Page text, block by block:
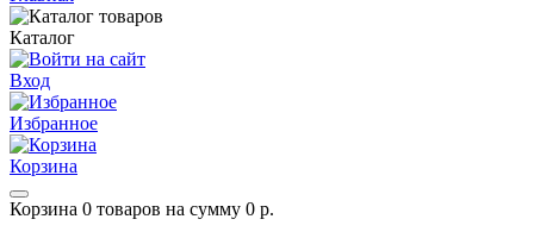
Каталог
Вход
Избранное
Корзина
Корзина 0 товаров на сумму 0 р.